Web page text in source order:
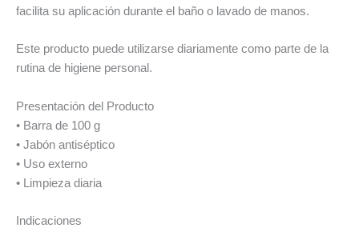
facilita su aplicación durante el baño o lavado de manos.
Este producto puede utilizarse diariamente como parte de la
rutina de higiene personal.
Presentación del Producto
• Barra de 100 g
• Jabón antiséptico
• Uso externo
• Limpieza diaria
Indicaciones